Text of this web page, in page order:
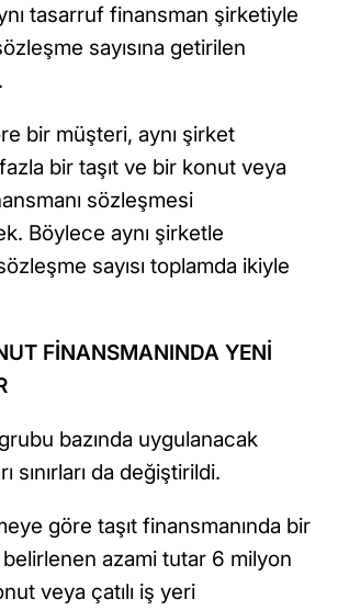
tasarruf finansman şirketiyle
sayısına getirilen
bir müşteri, aynı şirket
bir taşıt ve bir konut veya
sözleşmesi
Böylece aynı şirketle
sayısı toplamda ikiyle
FİNANSMANINDA YENİ
bazında uygulanacak
sınırları da değiştirildi.
göre taşıt finansmanında bir
azami tutar 6 milyon
veya çatılı iş yeri